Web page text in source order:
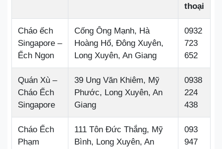
thoại
Cháo ếch
Singapore –
Ếch Ngon
Cống Ông Mạnh, Hà
Hoàng Hổ, Đông Xuyên,
Long Xuyên, An Giang
0932
723
652
Quán Xù –
Cháo Ếch
Singapore
39 Ung Văn Khiêm, Mỹ
Phước, Long Xuyên, An
Giang
0938
224
438
Cháo Ếch
Phạm
111 Tôn Đức Thắng, Mỹ
Bình, Long Xuyên, An
093
947